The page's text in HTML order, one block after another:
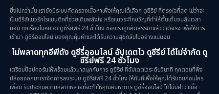
ยิ่งไปกว่านั้น เรายังมีระบบคัดกรองเนื้อหาเพื่อให้คุณได้เลือก ดูซีรีย์ ที่ตรงใจที่สุด ไม่ว่าจะ
เป็นซีรีส์แนวรักโรแมนติกที่ช่วยเติมพลังใจ หรือแนวระทึกขวัญที่ทำให้ตื่นเต้นจนลืมเวลา
นอน ทุกเรื่องในหมวด ดูซีรี่ย์ฟรี 24 ชั่วโมง ของเราถูกคัดสรรมาแล้วว่าดีจริง เพื่อให้การ
เข้ามา ดูซีรี่ออนไลน์ ของคุณคุ้มค่าและได้รับความสุขกลับไปอย่างแน่นอน
ไม่พลาดทุกอีพีดัง ดูซีรี่ออนไลน์ อัปเดตไว ดูซีรีย์ ได้ไม่จำกัด ดู
ซีรี่ย์ฟรี 24 ชั่วโมง
เตรียมป๊อปคอร์นให้พร้อมแล้วมาสนุกกับการ ดูซีรีย์ ที่อัปเดตไวระดับวินาที ทุกตอนที่พึ่ง
ปล่อยออกมาเราจัดการลงระบบ ดูซีรี่ย์ฟรี 24 ชั่วโมง ให้ทันทีเพื่อให้คุณได้รับชมก่อนใคร
เพื่อน รับประกันความหลากหลายที่จะทำให้คุณค้นหาการ ดูซีรี่ออนไลน์ ได้ไม่มีคำว่าเบื่อ